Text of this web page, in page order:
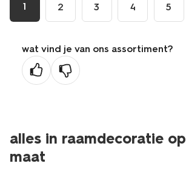
1 2 3 4 5
wat vind je van ons assortiment?
alles in raamdecoratie op
maat